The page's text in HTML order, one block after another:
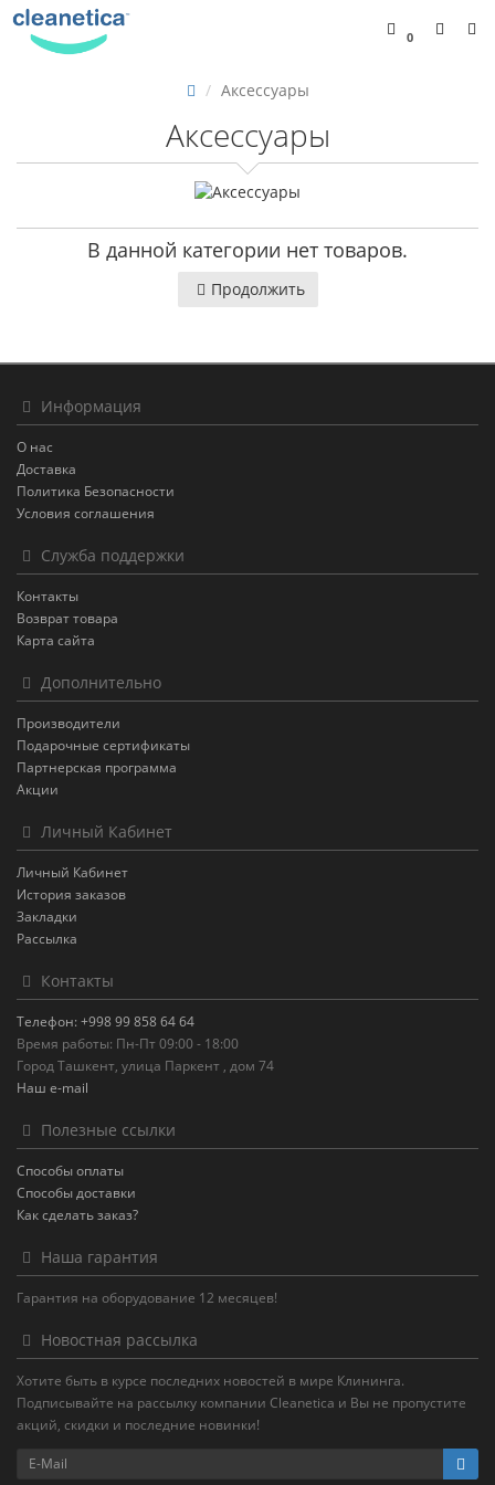
0
Аксессуары
Аксессуары
В данной категории нет товаров.
Продолжить
Информация
О нас
Доставка
Политика Безопасности
Условия соглашения
Служба поддержки
Контакты
Возврат товара
Карта сайта
Дополнительно
Производители
Подарочные сертификаты
Партнерская программа
Акции
Личный Кабинет
Личный Кабинет
История заказов
Закладки
Рассылка
Контакты
Телефон: +998 99 858 64 64
Время работы: Пн-Пт 09:00 - 18:00
Город Ташкент, улица Паркент , дом 74
Наш e-mail
Полезные ссылки
Способы оплаты
Способы доставки
Как сделать заказ?
Наша гарантия
Гарантия на оборудование 12 месяцев!
Новостная рассылка
Хотите быть в курсе последних новостей в мире Клининга.
Подписывайте на рассылку компании Cleanetica и Вы не пропустите
акций, скидки и последние новинки!